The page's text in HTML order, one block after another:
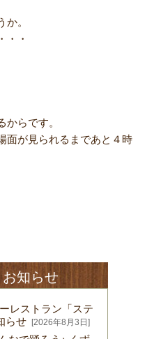
。
・・
らです。
面が見られるまであと４時
知らせ
レストラン「ステ
らせ
[2026年8月3日]